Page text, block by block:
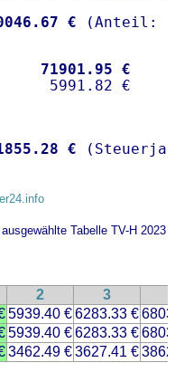
€
71901.95 €
€
Tabelle TV-H 2023
2 3
5939.40 €6283.33 €
5939.40 €6283.33 €
3462.49 €3627.41 €